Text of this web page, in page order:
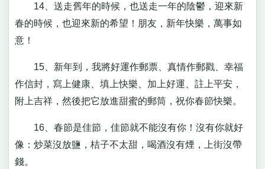
14、送走舊年的時候，也送走一年的陰鬱，迎來新
春的時候，也迎來新的希望！朋友，新年快樂，萬事如
意！
15、新年到，我將好運作郵票、真情作郵戳、幸福
作信封，寫上健康、填上快樂、加上好運、註上平安，
附上吉祥，然後把它放進甜蜜的郵筒，祝你春節快樂。
16、春節是佳節，佳節就不能沒有你！沒有你就好
像：炒菜沒放鹽，桔子不太甜，喝酒沒有煙，上街沒帶
錢。